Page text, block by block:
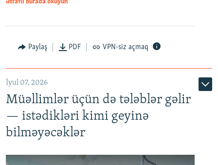
Ətraflı burada oxuyun
Paylaş PDF VPN-siz açmaq
İyul 07, 2026
Müəllimlər üçün də tələblər gəlir
— istədikləri kimi geyinə
bilməyəcəklər